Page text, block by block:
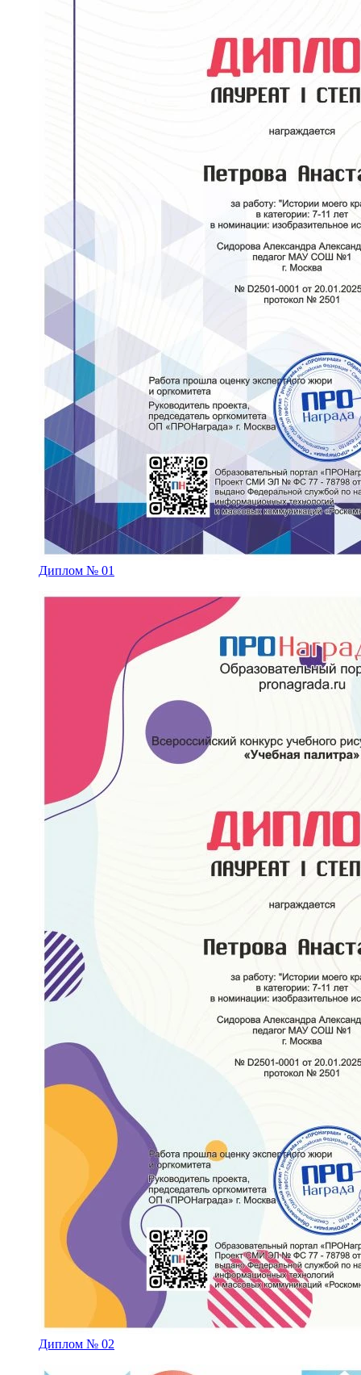
Диплом № 01
Диплом № 02